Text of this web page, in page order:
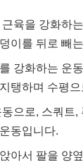
근육을 강화하
이를 뒤로 빼
강화하는 운
탱하며 수평
으로, 스쿼트,
동입니다.
아서 팔을 양